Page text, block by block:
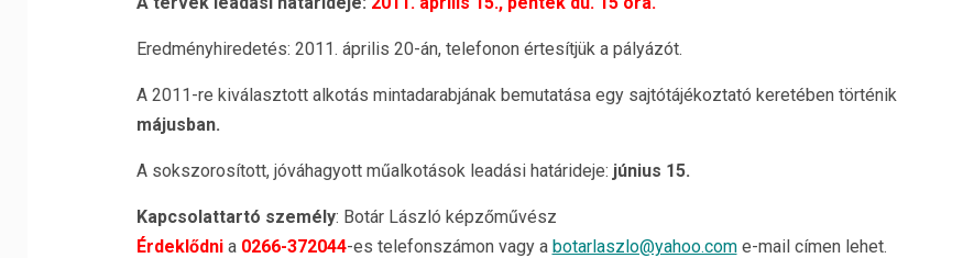
Eredményhiredetés: 2011. április 20-án, telefonon értesítjük a pályázót.
A 2011-re kiválasztott alkotás mintadarabjának bemutatása egy sajtótájékoztató keretében történik
májusban.
A sokszorosított, jóváhagyott műalkotások leadási határideje: június 15.
Kapcsolattartó személy: Botár László képzőművész
Érdeklődnia 0266-372044-es telefonszámon vagy a botarlaszlo@yahoo.come-mail címen lehet.